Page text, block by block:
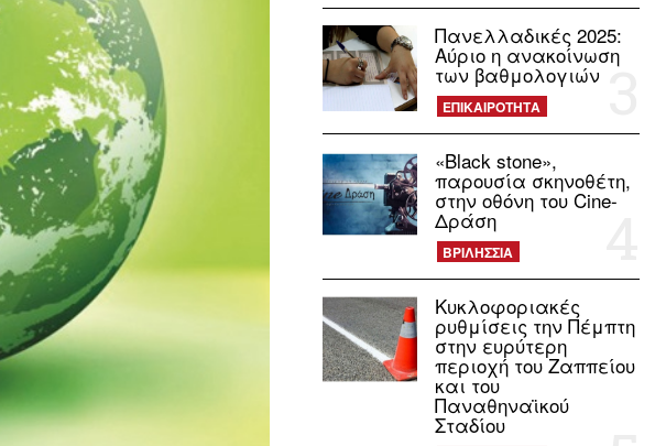
Πανελλαδικές 2025:
Αύριο η ανακοίνωση
των βαθμολογιών
ΕΠΙΚΑΙΡΟΤΗΤΑ
«Black stone»,
παρουσία σκηνοθέτη,
στην οθόνη του Cine-
Δράση
ΒΡΙΛΗΣΣΙΑ
Κυκλοφοριακές
ρυθμίσεις την Πέμπτη
στην ευρύτερη
περιοχή του Ζαππείου
και του
Παναθηναϊκού
Σταδίου